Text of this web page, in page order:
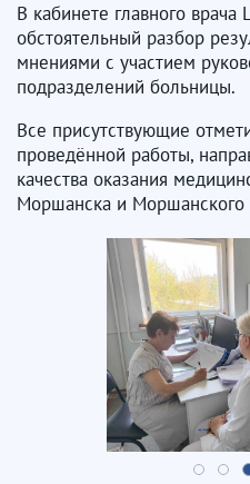
В кабинете главного врача
обстоятельный разбор
мнениями с участием
подразделений больницы.
Все присутствующие
проведённой работы,
качества оказания
Моршанска и Моршанского